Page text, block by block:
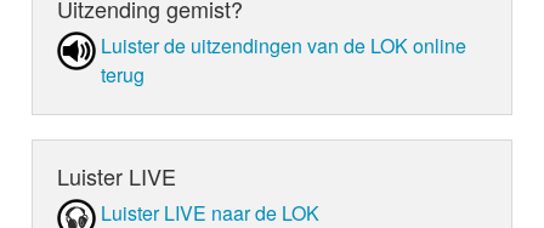
Uitzending gemist?
Luister de uit­zen­din­gen van de LOK online
terug
Luister LIVE
Luister LIVE naar de LOK